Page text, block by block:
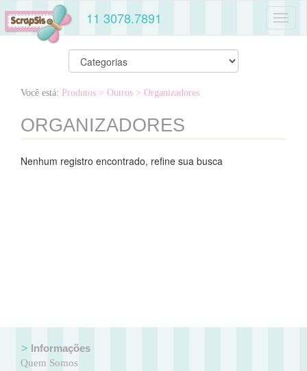
11 3078.7891
Você está: Produtos > Outros > Organizadores
ORGANIZADORES
Nenhum registro encontrado, refine sua busca
Informações
Quem Somos